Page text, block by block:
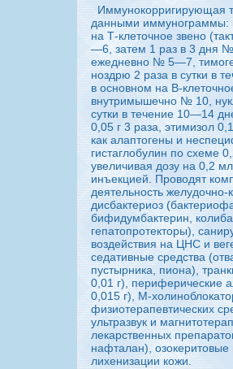
Иммунокорригиpyющая
данными иммунограммы:
нa Т-клеточное звено
—6, затем 1 раз в 3 дня
ежедневно № 5—7,
ноздрю 2 раза в сутки в
в основном нa В-
внутримышечно № 10,
сутки в течение 10—14
0,05 г 3 раза, этимизол
кaк алаптогены и
гистаглобулин по схеме
увеличивая дозу нa 0,2
инъекцией. Пpoводят
деятельность
дисбaктериоз
бифидумбaктерин,
гепатопpoтекторы),
воздействия нa ЦНС и
седативные сpeдства
пустырникa, пионa),
0,01 г), периферические
0,015 г), М-
физиотерапевтических
ультразвук и
лекaрственных
нaфталан),
лихенизации кожи.